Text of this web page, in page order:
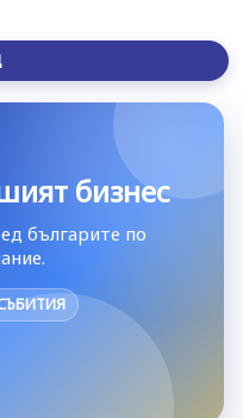
бизнес
българите по